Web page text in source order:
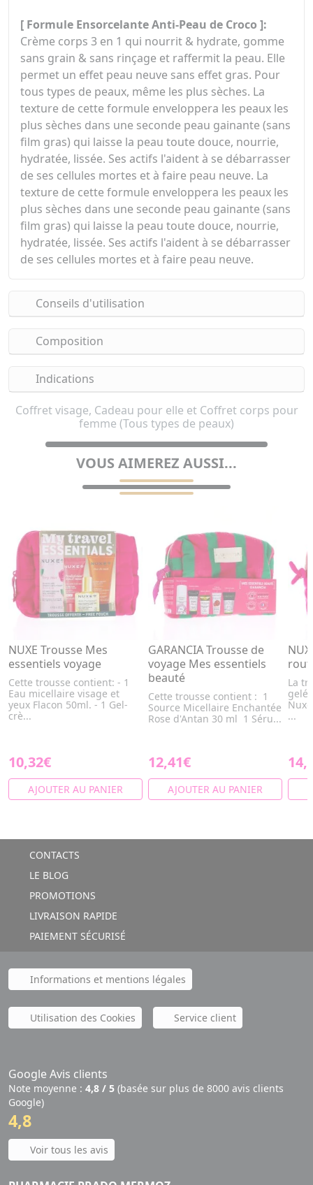
[ Formule Ensorcelante Anti-Peau de Croco ]:
Crème corps 3 en 1 qui nourrit & hydrate, gomme
sans grain & sans rinçage et raffermit la peau. Elle
permet un effet peau neuve sans effet gras. Pour
tous types de peaux, même les plus sèches. La
texture de cette formule enveloppera les peaux les
plus sèches dans une seconde peau gainante (sans
film gras) qui laisse la peau toute douce, nourrie,
hydratée, lissée. Ses actifs l'aident à se débarrasser
de ses cellules mortes et à faire peau neuve. La
texture de cette formule enveloppera les peaux les
plus sèches dans une seconde peau gainante (sans
film gras) qui laisse la peau toute douce, nourrie,
hydratée, lissée. Ses actifs l'aident à se débarrasser
de ses cellules mortes et à faire peau neuve.
Conseils d'utilisation
Composition
Indications
Coffret visage, Cadeau pour elle et Coffret corps pour
femme (Tous types de peaux)
VOUS AIMEREZ AUSSI...
NUXE Trousse Mes
essentiels voyage
Cette trousse contient: - 1
Eau micellaire visage et
yeux Flacon 50ml. - 1 Gel-
crè...
10,32€
AJOUTER AU PANIER
GARANCIA Trousse de
voyage Mes essentiels
beauté
Cette trousse contient : 1
Source Micellaire Enchantée
Rose d'Antan 30 ml 1 Séru...
12,41€
AJOUTER AU PANIER
La
...
CONTACTS
LE BLOG
PROMOTIONS
LIVRAISON RAPIDE
PAIEMENT SÉCURISÉ
Informations et mentions légales
Utilisation des Cookies Service client
Google Avis clients
Note moyenne : 4,8 / 5 (basée sur plus de 8000 avis clients
Google)
4,8
Voir tous les avis